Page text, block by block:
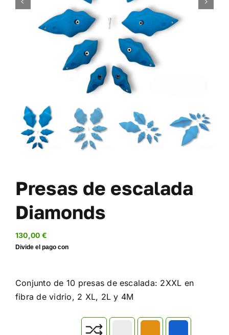
OFERTAS-PACKS
SOBRE NOSOTROS
BLOG
MI CUENTA
CARRITO
Presas de escalada
Diamonds
130,00 €
Conjunto de 10 presas de escalada: 2XXL en
fibra de vidrio, 2 XL, 2L y 4M